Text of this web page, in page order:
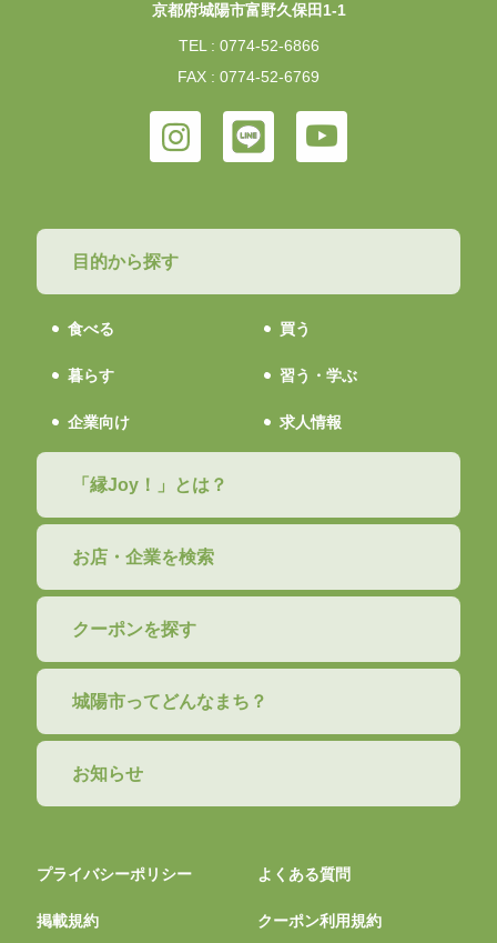
京都府城陽市富野久保田1-1
TEL : 0774-52-6866
FAX : 0774-52-6769
目的から探す
食べる 買う
暮らす 習う・学ぶ
企業向け 求人情報
「縁Joy！」とは？
お店・企業を検索
クーポンを探す
城陽市ってどんなまち？
お知らせ
プライバシーポリシー よくある質問
掲載規約 クーポン利用規約